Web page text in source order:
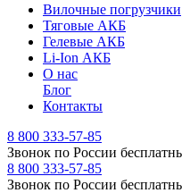
Вилочные погрузчики
Тяговые АКБ
Гелевые АКБ
Li-Ion АКБ
О нас
Блог
Контакты
8 800 333-57-85
Звонок по России
8 800 333-57-85
Звонок по России